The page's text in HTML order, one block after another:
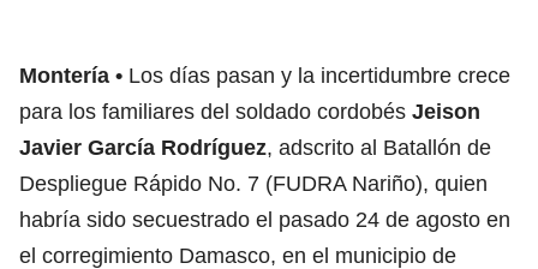
Montería
Los días pasan y la incertidumbre crece
para los familiares del soldado cordobés Jeison
Javier García Rodríguez, adscrito al Batallón de
Despliegue Rápido No. 7 (FUDRA Nariño), quien
habría sido secuestrado el pasado 24 de agosto en
el corregimiento Damasco, en el municipio de